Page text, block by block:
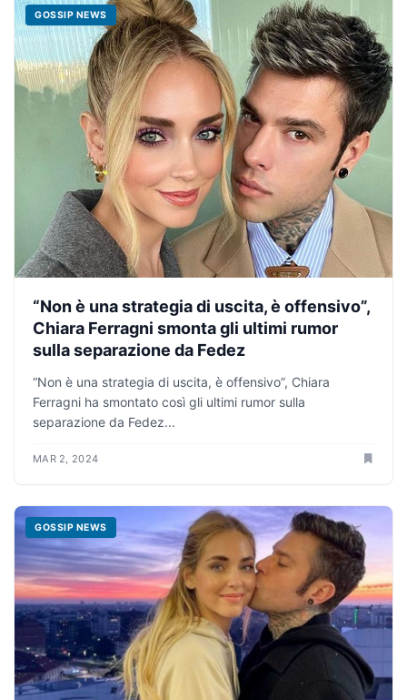
GOSSIP NEWS
“Non è una strategia di uscita, è offensivo”,
Chiara Ferragni smonta gli ultimi rumor
sulla separazione da Fedez
“Non è una strategia di uscita, è offensivo”, Chiara
Ferragni ha smontato così gli ultimi rumor sulla
separazione da Fedez...
MAR 2, 2024
GOSSIP NEWS